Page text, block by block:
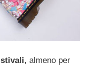
stivali, almeno per